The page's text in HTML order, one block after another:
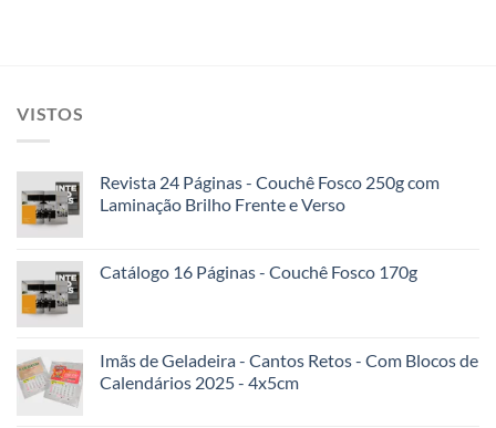
VISTOS
Revista 24 Páginas - Couchê Fosco 250g com
Laminação Brilho Frente e Verso
Catálogo 16 Páginas - Couchê Fosco 170g
Imãs de Geladeira - Cantos Retos - Com Blocos de
Calendários 2025 - 4x5cm